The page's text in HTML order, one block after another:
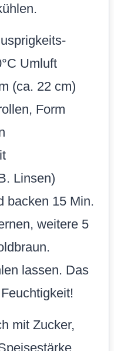
Umluft
(ca. 22 cm)
Form
Linsen)
backen 15 Min.
weitere 5
lassen. Das
mit Zucker,